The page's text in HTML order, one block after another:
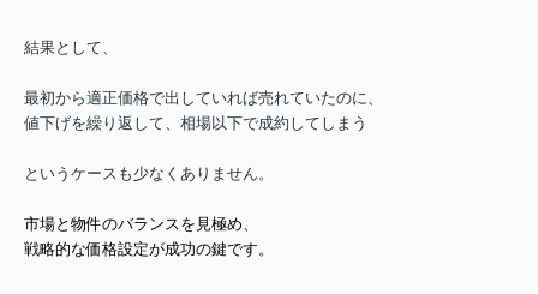
結果として、
最初から適正価格で出していれば売れていたのに、
値下げを繰り返して、 相場以下で成約してしまう
というケースも少なくありません。
市場と物件のバランスを見極め、
戦略的な価格設定が成功の鍵です。